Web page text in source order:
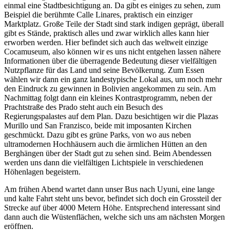
einmal eine Stadtbesichtigung an. Da gibt es einiges zu sehen, zum
Beispiel die berühmte Calle Linares, praktisch ein einziger
Marktplatz. Große Teile der Stadt sind stark indigen geprägt, überall
gibt es Stände, praktisch alles und zwar wirklich alles kann hier
erworben werden. Hier befindet sich auch das weltweit einzige
Cocamuseum, also können wir es uns nicht entgehen lassen nähere
Informationen über die überragende Bedeutung dieser vielfältigen
Nutzpflanze für das Land und seine Bevölkerung. Zum Essen
wählen wir dann ein ganz landestypische Lokal aus, um noch mehr
den Eindruck zu gewinnen in Bolivien angekommen zu sein. Am
Nachmittag folgt dann ein kleines Kontrastprogramm, neben der
Prachtstraße des Prado steht auch ein Besuch des
Regierungspalastes auf dem Plan. Dazu besichtigen wir die Plazas
Murillo und San Franzisco, beide mit imposanten Kirchen
geschmückt. Dazu gibt es grüne Parks, von wo aus neben
ultramodernen Hochhäusern auch die ärmlichen Hütten an den
Berghängen über der Stadt gut zu sehen sind. Beim Abendessen
werden uns dann die vielfältigen Lichtspiele in verschiedenen
Höhenlagen begeistern.
Am frühen Abend wartet dann unser Bus nach Uyuni, eine lange
und kalte Fahrt steht uns bevor, befindet sich doch ein Grossteil der
Strecke auf über 4000 Metern Höhe. Entsprechend interessant sind
dann auch die Wüstenflächen, welche sich uns am nächsten Morgen
eröffnen.